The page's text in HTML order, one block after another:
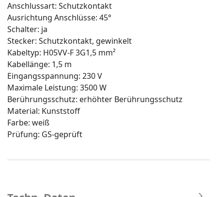
Anschlussart: Schutzkontakt
Ausrichtung Anschlüsse: 45°
Schalter: ja
Stecker: Schutzkontakt, gewinkelt
Kabeltyp: H05VV-F 3G1,5 mm²
Kabellänge: 1,5 m
Eingangsspannung: 230 V
Maximale Leistung: 3500 W
Berührungsschutz: erhöhter Berührungsschutz
Material: Kunststoff
Farbe: weiß
Prüfung: GS-geprüft